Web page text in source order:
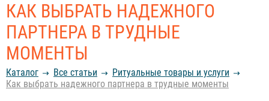
КАК ВЫБРАТЬ НАДЕЖНОГО
ПАРТНЕРА В ТРУДНЫЕ
МОМЕНТЫ
Каталог Все статьи
Ритуальные товары и услуги
Как выбрать надежного партнера в трудные моменты